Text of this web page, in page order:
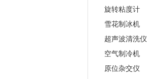
旋转粘度计
雪花制冰机
超声波清洗仪
空气制冷机
原位杂交仪